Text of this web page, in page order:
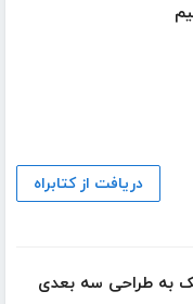
دریافت از کتابراه
به طراحی سه بعدی